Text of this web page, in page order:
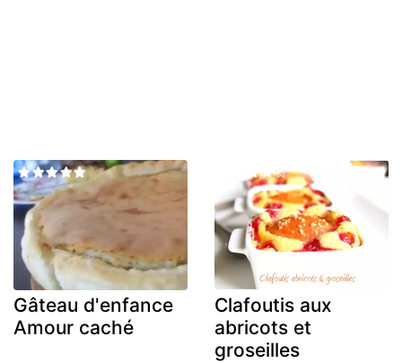
Gâteau d'enfance
Amour caché
Clafoutis aux
abricots et
groseilles